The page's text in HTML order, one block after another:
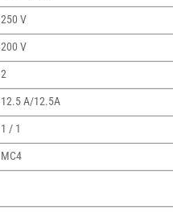
250 V
200 V
2
12.5 A/12.5A
1 / 1
MC4